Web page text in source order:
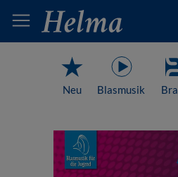
Neu Blasmusik